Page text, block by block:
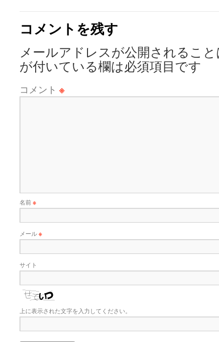
コメントを残す
メールアドレスが公開されるこ
が付いている欄は必須項目です
コメント ※
名前※
メール※
サイト
上に表示された文字を入力してください。